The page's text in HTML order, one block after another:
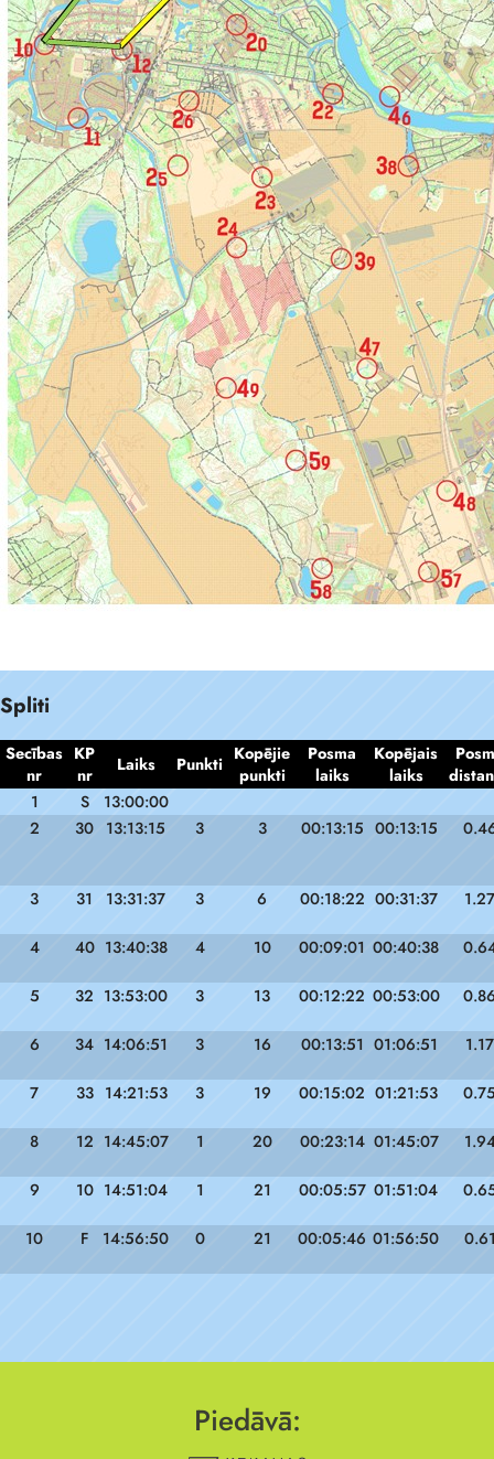
Spliti
Secības
nr
KP
nr
Laiks Punkti Kopējie
punkti
Posma
laiks
Kopējais
laiks
1
S
13:00:00
2
30 13:13:15 3 3 00:13:15 00:13:15
3 31 13:31:37 3 6 00:18:22 00:31:37 1.27
4 40 13:40:38 4 10 00:09:01 00:40:38
5 32 13:53:00 3 13 00:12:22 00:53:00
6 34 14:06:51 3 16 00:13:51 01:06:51 1.17
7 33 14:21:53 3 19 00:15:02 01:21:53
8 12 14:45:07 1 20 00:23:14 01:45:07
9 10 14:51:04 1 21 00:05:57 01:51:04
10 F 14:56:50 0 21 00:05:46 01:56:50
Piedāvā: